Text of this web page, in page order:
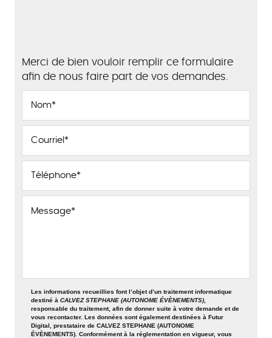
Merci de bien vouloir remplir ce formulaire
afin de nous faire part de vos demandes.
Les informations recueillies font l’objet d’un traitement informatique
destiné à CALVEZ STEPHANE (AUTONOME ÉVÈNEMENTS),
responsable du traitement, afin de donner suite à votre demande et de
vous recontacter. Les données sont également destinées à Futur
Digital, prestataire de CALVEZ STEPHANE (AUTONOME
ÉVÈNEMENTS). Conformément à la réglementation en vigueur, vous